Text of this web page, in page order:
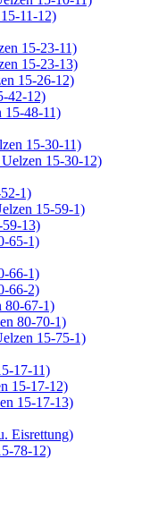
11-12)
15-23-11)
15-23-13)
15-26-12)
42-12)
15-48-11)
15-30-11)
15-30-12)
1)
15-59-1)
13)
65-1)
66-1)
66-2)
80-67-1)
80-70-1)
15-75-1)
17-11)
15-17-12)
15-17-13)
Eisrettung)
78-12)